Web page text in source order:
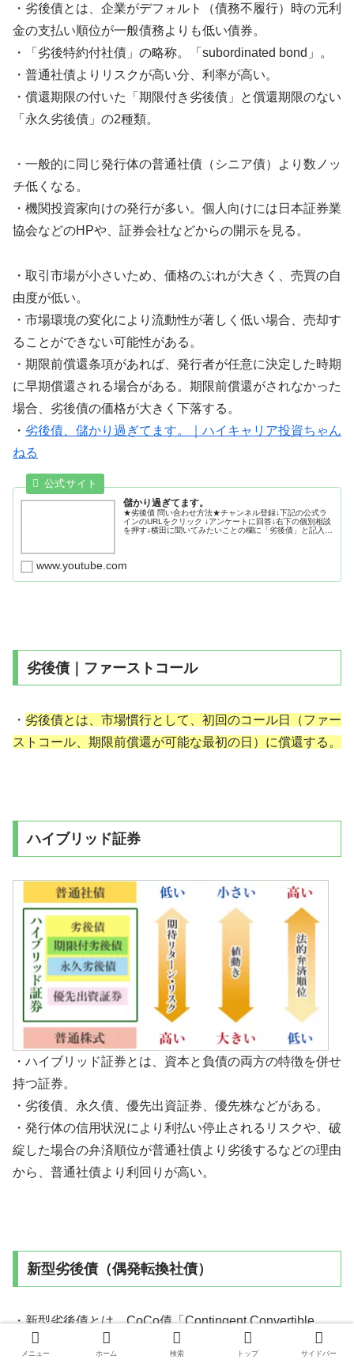
・劣後債とは、企業がデフォルト（債務不履行）時の元利
金の支払い順位が一般債務よりも低い債券。
・「劣後特約付社債」の略称。「subordinated bond」。
・普通社債よりリスクが高い分、利率が高い。
・償還期限の付いた「期限付き劣後債」と償還期限のない
「永久劣後債」の2種類。
・一般的に同じ発行体の普通社債（シニア債）より数ノッ
チ低くなる。
・機関投資家向けの発行が多い。個人向けには日本証券業
協会などのHPや、証券会社などからの開示を見る。
・取引市場が小さいため、価格のぶれが大きく、売買の自
由度が低い。
・市場環境の変化により流動性が著しく低い場合、売却す
ることができない可能性がある。
・期限前償還条項があれば、発行者が任意に決定した時期
に早期償還される場合がある。期限前償還がされなかった
場合、劣後債の価格が大きく下落する。
・ 劣後債、儲かり過ぎてます。｜ハイキャリア投資ちゃん
ねる
儲かり過ぎてます。
★劣後債 問い合わせ方法★チャンネル登録↓下記の公式ラ
インのURLをクリック ↓アンケートに回答↓右下の個別相談
を押す↓横田に聞いてみたいことの欄に「劣後債」と記入し
www.youtube.com
劣後債｜ファーストコール
・ 劣後債とは、市場慣行として、初回のコール日（ファー
ストコール、期限前償還が可能な最初の日）に償還する。
ハイブリッド証券
・ハイブリッド証券とは、資本と負債の両方の特徴を併せ
持つ証券。
・劣後債、永久債、優先出資証券、優先株などがある。
・発行体の信用状況により利払い停止されるリスクや、破
綻した場合の弁済順位が普通社債より劣後するなどの理由
から、普通社債より利回りが高い。
新型劣後債（偶発転換社債）
・新型劣後債とは、CoCo債「Contingent Convertible
Bonds」、「偶発転換社債」。
メニュー ホーム 検索 トップ サイドバー